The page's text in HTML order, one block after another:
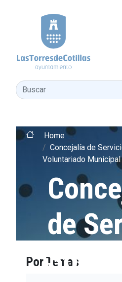
Buscar
Home
Concejalía de
Voluntariado Municipal
de
Por Temas